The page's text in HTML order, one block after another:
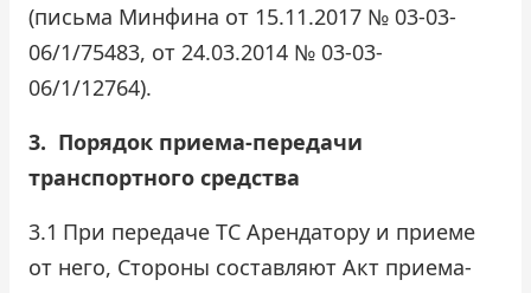
(письма Минфина от 15.11.2017 № 03-03-
06/1/75483, от 24.03.2014 № 03-03-
06/1/12764).
3. Порядок приема-передачи
транспортного средства
3.1 При передаче ТС Арендатору и приеме
от него, Стороны составляют Акт приема-